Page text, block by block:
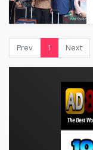
Prev. 1 Next